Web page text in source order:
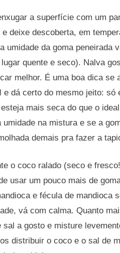
a superfície com um
deixe descoberta, em
umidade da goma peneirada
quente e seco). Nalva
melhor. É uma boa dica se
dá certo do mesmo jeito: só
mais seca do que o
na mistura e se a
demais pra fazer a
o coco ralado (seco e
usar um pouco mais de
e fécula de mandioca
vá com calma. Quanto
a gosto e misture
distribuir o coco e o sal de